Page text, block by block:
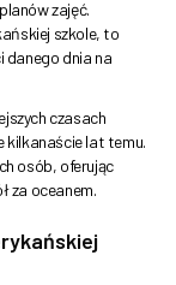
zajęć.
szkole, to
danego dnia na
czasach
kilkanaście lat temu.
osób, oferując
za oceanem.